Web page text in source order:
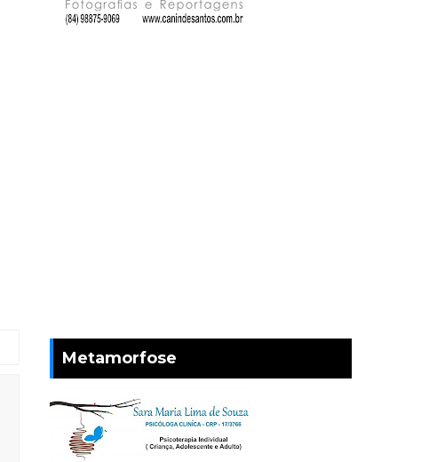
Metamorfose